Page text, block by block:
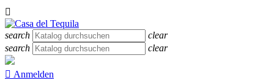

search
clear
search
clear
 Anmelden